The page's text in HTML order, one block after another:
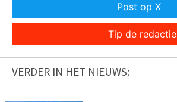
Post op X
Tip de redactie
VERDER IN HET NIEUWS: